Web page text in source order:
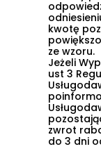
kwotę
ze wzoru.
Jeżeli
ust 3
zwrot
do 3 dni